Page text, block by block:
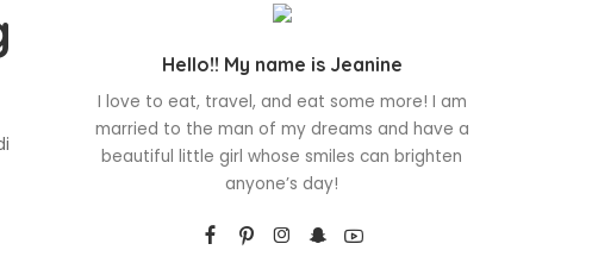
Hello!! My name is Jeanine
I love to eat, travel, and eat some more! I am
married to the man of my dreams and have a
beautiful little girl whose smiles can brighten
anyone’s day!